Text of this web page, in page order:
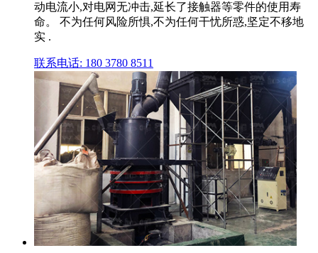
动电流小,对电网无冲击,延长了接触器等零件的使用寿
命。 不为任何风险所惧,不为任何干忧所惑,坚定不移地
实 .
联系电话: 180 3780 8511